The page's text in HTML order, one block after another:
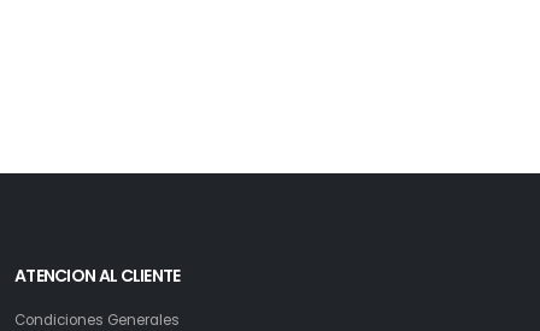
ATENCION AL CLIENTE
Condiciones Generales